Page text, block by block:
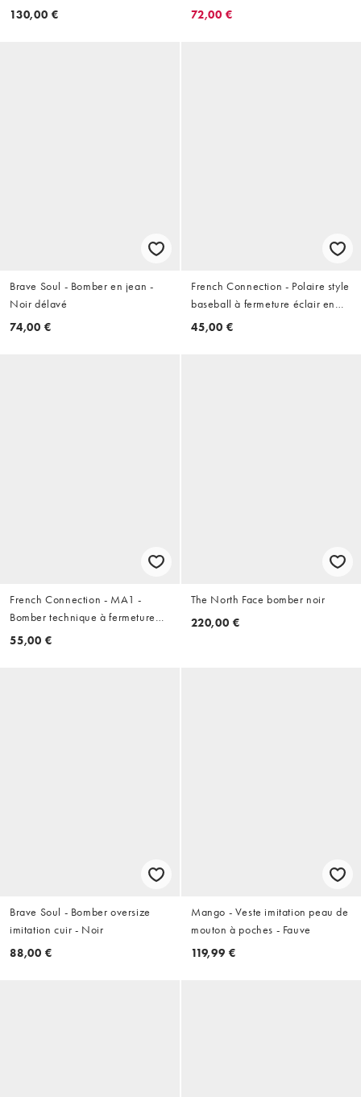
130,00 €
Oceana
72,00 €
Brave Soul - Bomber en jean -
Noir délavé
74,00 €
French Connection - Polaire style
baseball à fermeture éclair en
coton mélangé - Bleu marine
45,00 €
French Connection - MA1 -
Bomber technique à fermeture
éclair - Bleu marine
55,00 €
The North Face bomber noir
220,00 €
Brave Soul - Bomber oversize
imitation cuir - Noir
88,00 €
Mango - Veste imitation peau de
mouton à poches - Fauve
119,99 €